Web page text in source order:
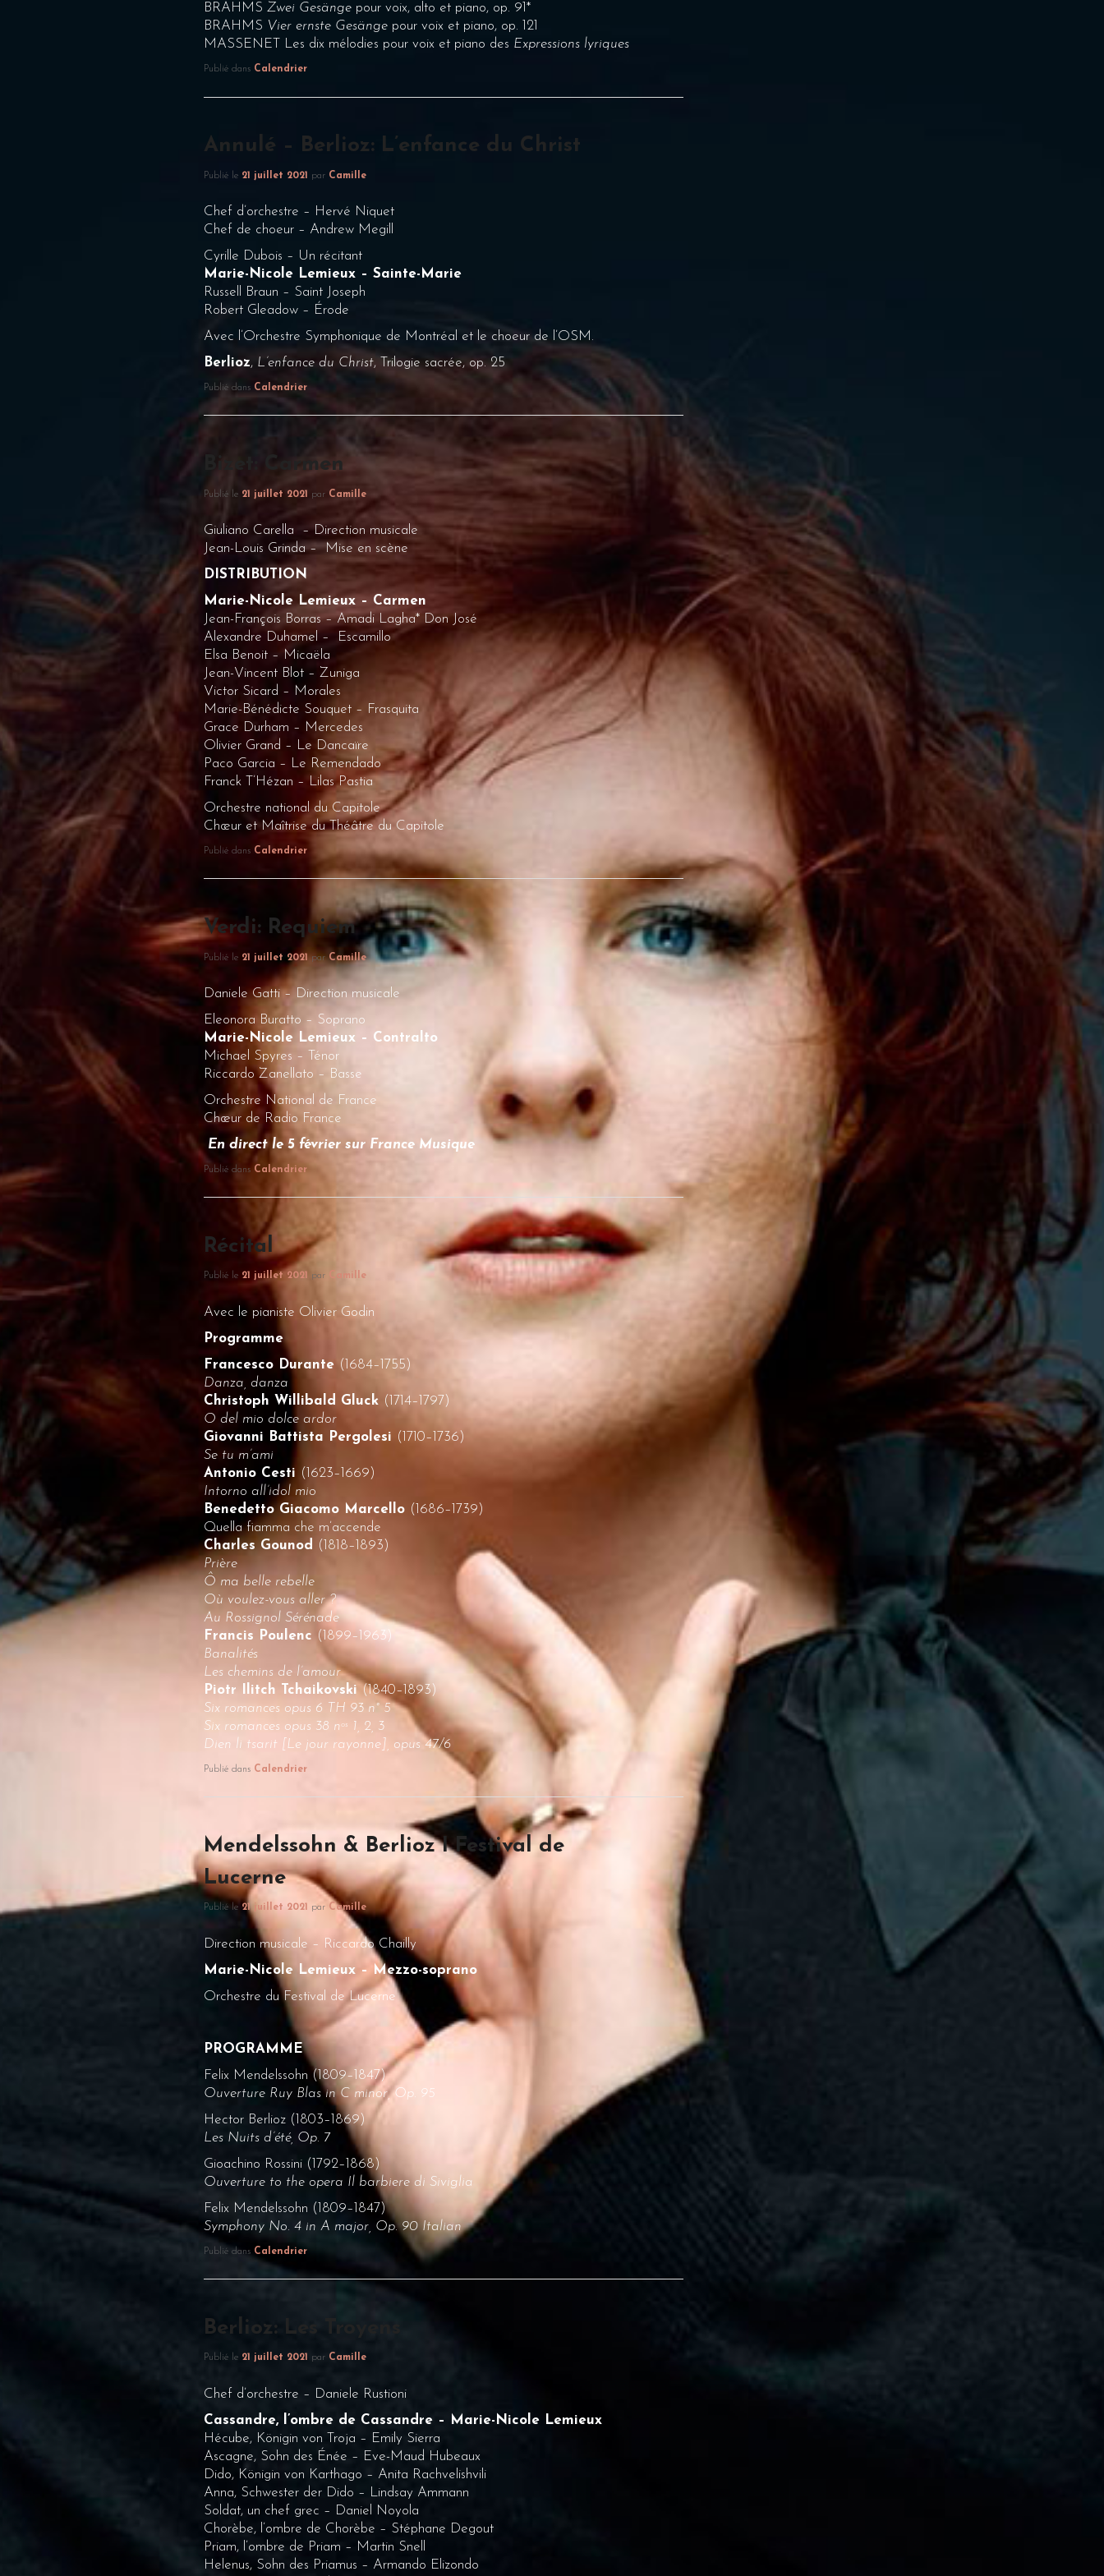
BRAHMS Zwei Gesänge pour voix, alto et piano, op. 91*
BRAHMS Vier ernste Gesänge pour voix et piano, op. 121
MASSENET Les dix mélodies pour voix et piano des Expressions lyriques
Publié dans Calendrier
Annulé – Berlioz: L’enfance du Christ
Publié le 21 juillet 2021 par Camille
Chef d’orchestre – Hervé Niquet
Chef de choeur – Andrew Megill
Cyrille Dubois – Un récitant
Marie-Nicole Lemieux – Sainte-Marie
Russell Braun – Saint Joseph
Robert Gleadow – Érode
Avec l’Orchestre Symphonique de Montréal et le choeur de l’OSM.
Berlioz, L’enfance du Christ, Trilogie sacrée, op. 25
Publié dans Calendrier
Bizet: Carmen
Publié le 21 juillet 2021 par Camille
Giuliano Carella – Direction musicale
Jean-Louis Grinda – Mise en scène
DISTRIBUTION
Marie-Nicole Lemieux – Carmen
Jean-François Borras – Amadi Lagha* Don José
Alexandre Duhamel – Escamillo
Elsa Benoit – Micaëla
Jean-Vincent Blot – Zuniga
Victor Sicard – Morales
Marie-Bénédicte Souquet – Frasquita
Grace Durham – Mercedes
Olivier Grand – Le Dancaïre
Paco Garcia – Le Remendado
Franck T’Hézan – Lilas Pastia
Orchestre national du Capitole
Chœur et Maîtrise du Théâtre du Capitole
Publié dans Calendrier
Verdi: Requiem
Publié le 21 juillet 2021 par Camille
Daniele Gatti – Direction musicale
Eleonora Buratto – Soprano
Marie-Nicole Lemieux – Contralto
Michael Spyres – Ténor
Riccardo Zanellato – Basse
Orchestre National de France
Chœur de Radio France
En direct le 5 février sur France Musique
Publié dans Calendrier
Récital
Publié le 21 juillet 2021 par Camille
Avec le pianiste Olivier Godin
Programme
Francesco Durante (1684–1755)
Danza, danza
Christoph Willibald Gluck (1714–1797)
O del mio dolce ardor
Giovanni Battista Pergolesi (1710–1736)
Se tu m’ami
Antonio Cesti (1623–1669)
Intorno all’idol mio
Benedetto Giacomo Marcello (1686–1739)
Quella fiamma che m’accende
Charles Gounod
(1818–1893)
Prière
Ô ma belle rebelle
Où voulez-vous aller ?
Au Rossignol Sérénade
Francis Poulenc (1899–1963)
Banalités
Les chemins de l’amour
Piotr Ilitch Tchaikovski (1840–1893)
Six romances opus 6 TH 93 n° 5
Six romances opus 38 nos
1, 2, 3
Dien li tsarit [Le jour rayonne], opus 47/6
Publié dans Calendrier
Mendelssohn & Berlioz I Festival de
Lucerne
Publié le 21 juillet 2021 par Camille
Direction musicale – Riccardo Chailly
Marie-Nicole Lemieux – Mezzo-soprano
Orchestre du Festival de Lucerne
PROGRAMME
Felix Mendelssohn (1809–1847)
Ouverture Ruy Blas in C minor, Op. 95
Hector Berlioz (1803–1869)
Les Nuits d’été, Op. 7
Gioachino Rossini (1792–1868)
Ouverture to the opera Il barbiere di Siviglia
Felix Mendelssohn (1809–1847)
Symphony No. 4 in A major, Op. 90 Italian
Publié dans Calendrier
Berlioz: Les Troyens
Publié le 21 juillet 2021 par Camille
Chef d’orchestre – Daniele Rustioni
Cassandre, l’ombre de Cassandre – Marie-Nicole Lemieux
Hécube, Königin von Troja – Emily Sierra
Ascagne, Sohn des Énée – Eve-Maud Hubeaux
Dido, Königin von Karthago – Anita Rachvelishvili
Anna, Schwester der Dido – Lindsay Ammann
Soldat, un chef grec – Daniel Noyola
Chorèbe, l’ombre de Chorèbe – Stéphane Degout
Priam, l’ombre de Priam – Martin Snell
Helenus, Sohn des Priamus – Armando Elizondo